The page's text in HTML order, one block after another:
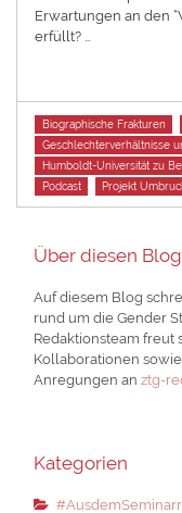
Erwartungen an den
erfüllt? …
Tags
Biographische Frakturen
Geschlechterverhältnisse
Humboldt-Universität zu
Podcast
Projekt
Über diesen Blog
Auf diesem Blog
rund um die Gender
Redaktionsteam freut
Kollaborationen
Anregungen anztg-
Kategorien